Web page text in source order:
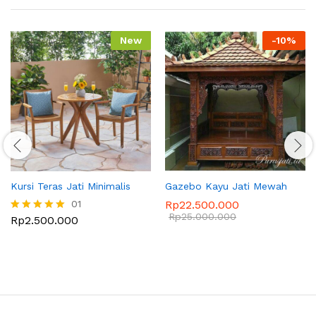
New
Kursi Teras Jati Minimalis
Dinilai
01
Rp2.500.000
-10%
Gazebo Kayu Jati Mewah
Rp22.500.000
Rp25.000.000